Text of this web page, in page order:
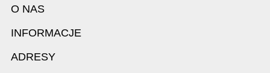
O NAS
INFORMACJE
ADRESY